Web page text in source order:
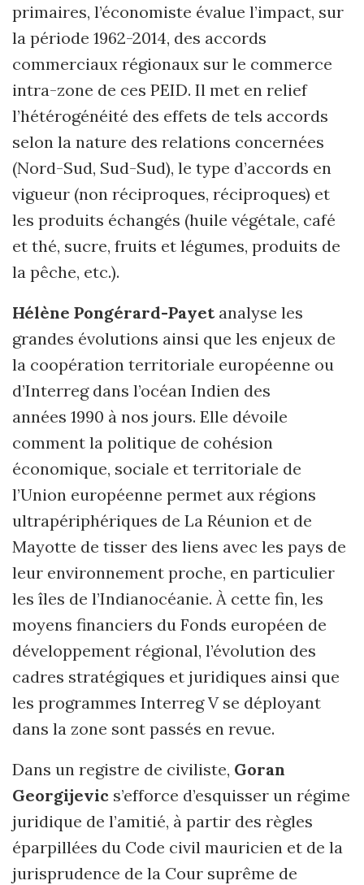
primaires, l’économiste évalue l’impact, sur
la période 1962-2014, des accords
commerciaux régionaux sur le commerce
intra-zone de ces PEID. Il met en relief
l’hétérogénéité des effets de tels accords
selon la nature des relations concernées
(Nord-Sud, Sud-Sud), le type d’accords en
vigueur (non réciproques, réciproques) et
les produits échangés (huile végétale, café
et thé, sucre, fruits et légumes, produits de
la pêche, etc.).
Hélène Pongérard-Payetanalyse les
grandes évolutions ainsi que les enjeux de
la coopération territoriale européenne ou
d’Interreg dans l’océan Indien des
années 1990 à nos jours. Elle dévoile
comment la politique de cohésion
économique, sociale et territoriale de
l’Union européenne permet aux régions
ultrapériphériques de La Réunion et de
Mayotte de tisser des liens avec les pays de
leur environnement proche, en particulier
les îles de l’Indianocéanie. À cette fin, les
moyens financiers du Fonds européen de
développement régional, l’évolution des
cadres stratégiques et juridiques ainsi que
les programmes Interreg V se déployant
dans la zone sont passés en revue.
Dans un registre de civiliste, Goran
Georgijevic s’efforce d’esquisser un régime
juridique de l’amitié, à partir des règles
éparpillées du Code civil mauricien et de la
jurisprudence de la Cour suprême de